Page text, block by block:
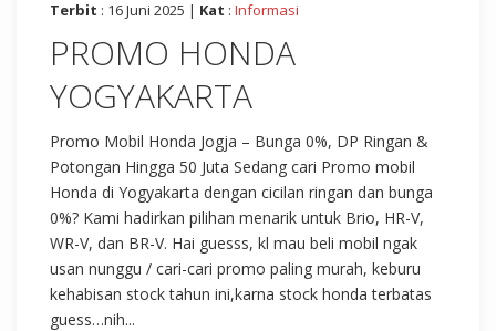
Terbit : 16 Juni 2025 | Kat : Informasi
PROMO HONDA
YOGYAKARTA
Promo Mobil Honda Jogja – Bunga 0%, DP Ringan &
Potongan Hingga 50 Juta Sedang cari Promo mobil
Honda di Yogyakarta dengan cicilan ringan dan bunga
0%? Kami hadirkan pilihan menarik untuk Brio, HR-V,
WR-V, dan BR-V. Hai guesss, kl mau beli mobil ngak
usan nunggu / cari-cari promo paling murah, keburu
kehabisan stock tahun ini,karna stock honda terbatas
guess…nih...